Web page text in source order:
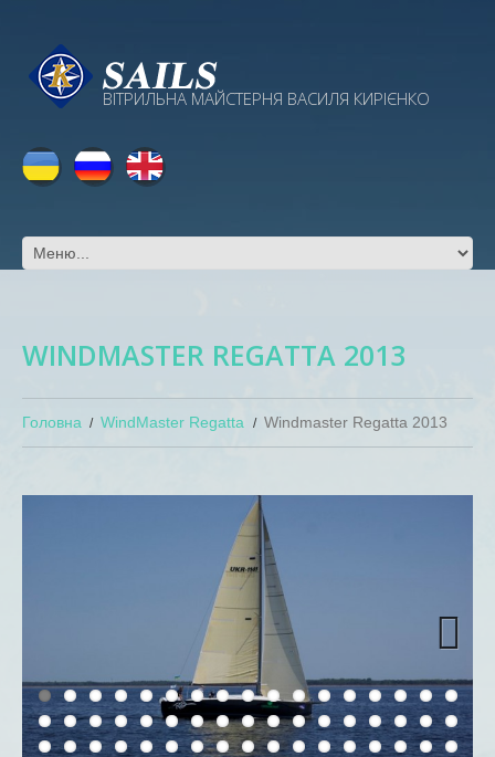
ВІТРИЛЬНА МАЙСТЕРНЯ ВАСИЛЯ КИРІЄНКО
WINDMASTER REGATTA 2013
Головна WindMaster Regatta Windmaster Regatta 2013